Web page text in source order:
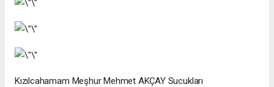
Kızılcahamam Meşhur Mehmet AKÇAY Sucukları